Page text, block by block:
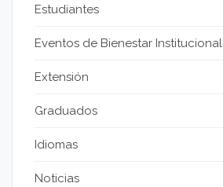
Estudiantes
Eventos de Bienestar Institucional
Extensión
Graduados
Idiomas
Noticias